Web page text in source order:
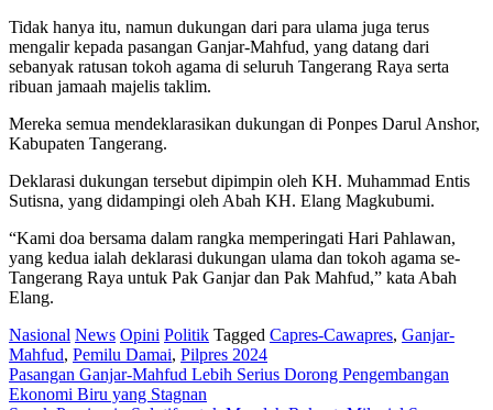
Tidak hanya itu, namun dukungan dari para ulama juga terus
mengalir kepada pasangan Ganjar-Mahfud, yang datang dari
sebanyak ratusan tokoh agama di seluruh Tangerang Raya serta
ribuan jamaah majelis taklim.
Mereka semua mendeklarasikan dukungan di Ponpes Darul Anshor,
Kabupaten Tangerang.
Deklarasi dukungan tersebut dipimpin oleh KH. Muhammad Entis
Sutisna, yang didampingi oleh Abah KH. Elang Magkubumi.
“Kami doa bersama dalam rangka memperingati Hari Pahlawan,
yang kedua ialah deklarasi dukungan ulama dan tokoh agama se-
Tangerang Raya untuk Pak Ganjar dan Pak Mahfud,” kata Abah
Elang.
Nasional News Opini Politik Tagged Capres-Cawapres, Ganjar-
Mahfud, Pemilu Damai, Pilpres 2024
Post
Pasangan Ganjar-Mahfud Lebih Serius Dorong Pengembangan
Ekonomi Biru yang Stagnan